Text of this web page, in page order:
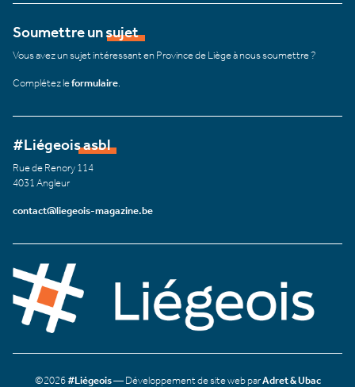
Soumettre un sujet
Vous avez un sujet intéressant en Province de Liège à nous soumettre ?
Complétez leformulaire
#Liégeois asbl
Rue de Renory 114
4031 Angleur
contact@liegeois-magazine.be
©2026#Liégeois— Développement de site web parAdret & Ubac